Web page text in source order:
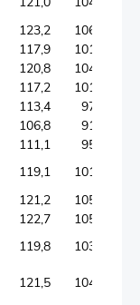
123,2
106,9
117,9
101,4
120,8
104,7
117,2
101,1
113,4
97,9
106,8
91,0
111,1
95,5
119,1
101,8
121,2
105,3
122,7
105,1
119,8
103,3
121,5
104,2